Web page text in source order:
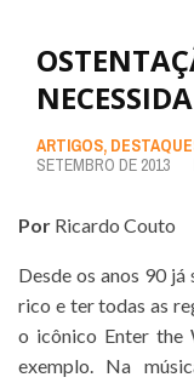
ARTIGOS,
SETEMBRO DE 2013
Por Ricardo Couto
Desde os anos 90
rico e ter todas as
o icônico Enter the
exemplo. Na